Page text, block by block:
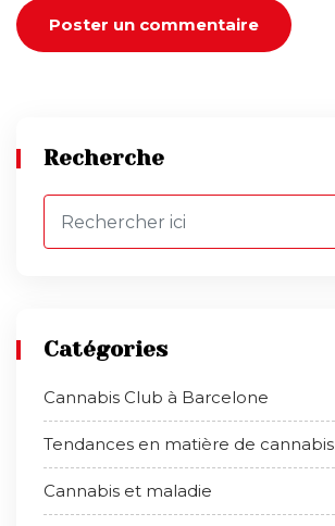
Recherche
Catégories
Cannabis Club à Barcelone
Tendances en matière de cannabis
Cannabis et maladie